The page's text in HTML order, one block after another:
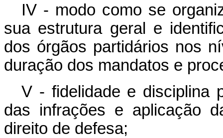
IV - modo como se
sua estrutura geral e
dos órgãos partidários nos
duração dos mandatos e
V - fidelidade e disciplina
das infrações e aplicação
direito de defesa;